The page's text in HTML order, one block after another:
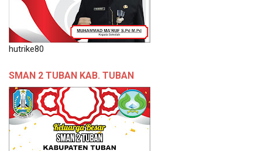
hutrike80
SMAN 2 TUBAN KAB. TUBAN